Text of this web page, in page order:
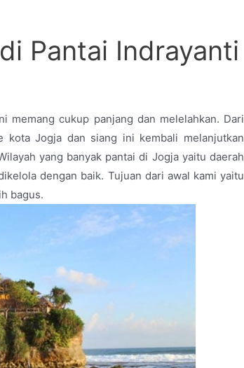
Pantai Indrayanti
memang cukup panjang dan melelahkan. Dari
kota Jogja dan siang ini kembali melanjutkan
yang banyak pantai di Jogja yaitu daerah
dengan baik. Tujuan dari awal kami yaitu
bagus.